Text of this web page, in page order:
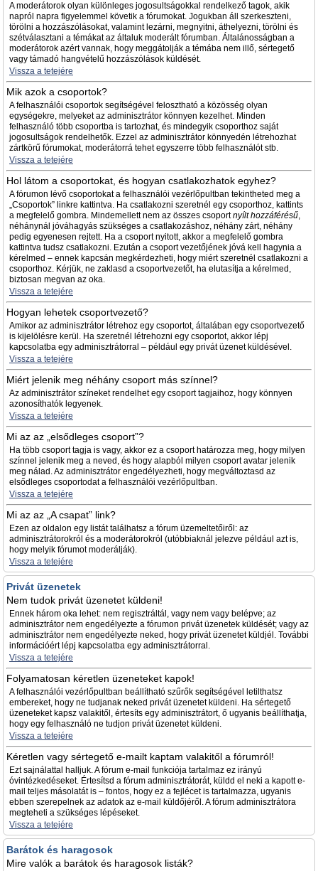
A moderátorok olyan különleges jogosultságokkal rendelkező tagok, akik
napról napra figyelemmel követik a fórumokat. Jogukban áll szerkeszteni,
törölni a hozzászólásokat, valamint lezárni, megnyitni, áthelyezni, törölni és
szétválasztani a témákat az általuk moderált fórumban. Általánosságban a
moderátorok azért vannak, hogy meggátolják a témába nem illő, sértegető
vagy támadó hangvételű hozzászólások küldését.
Vissza a tetejére
Mik azok a csoportok?
A felhasználói csoportok segítségével felosztható a közösség olyan
egységekre, melyeket az adminisztrátor könnyen kezelhet. Minden
felhasználó több csoportba is tartozhat, és mindegyik csoporthoz saját
jogosultságok rendelhetők. Ezzel az adminisztrátor könnyedén létrehozhat
zártkörű fórumokat, moderátorrá tehet egyszerre több felhasználót stb.
Vissza a tetejére
Hol látom a csoportokat, és hogyan csatlakozhatok egyhez?
A fórumon lévő csoportokat a felhasználói vezérlőpultban tekintheted meg a
„Csoportok” linkre kattintva. Ha csatlakozni szeretnél egy csoporthoz, kattints
a megfelelő gombra. Mindemellett nem az összes csoportnyílt hozzáférésű,
néhánynál jóváhagyás szükséges a csatlakozáshoz, néhány zárt, néhány
pedig egyenesen rejtett. Ha a csoport nyitott, akkor a megfelelő gombra
kattintva tudsz csatlakozni. Ezután a csoport vezetőjének jóvá kell hagynia a
kérelmed – ennek kapcsán megkérdezheti, hogy miért szeretnél csatlakozni a
csoporthoz. Kérjük, ne zaklasd a csoportvezetőt, ha elutasítja a kérelmed,
biztosan megvan az oka.
Vissza a tetejére
Hogyan lehetek csoportvezető?
Amikor az adminisztrátor létrehoz egy csoportot, általában egy csoportvezető
is kijelölésre kerül. Ha szeretnél létrehozni egy csoportot, akkor lépj
kapcsolatba egy adminisztrátorral – például egy privát üzenet küldésével.
Vissza a tetejére
Miért jelenik meg néhány csoport más színnel?
Az adminisztrátor színeket rendelhet egy csoport tagjaihoz, hogy könnyen
azonosíthatók legyenek.
Vissza a tetejére
Mi az az „elsődleges csoport”?
Ha több csoport tagja is vagy, akkor ez a csoport határozza meg, hogy milyen
színnel jelenik meg a neved, és hogy alapból milyen csoport avatar jelenik
meg nálad. Az adminisztrátor engedélyezheti, hogy megváltoztasd az
elsődleges csoportodat a felhasználói vezérlőpultban.
Vissza a tetejére
Mi az az „A csapat” link?
Ezen az oldalon egy listát találhatsz a fórum üzemeltetőiről: az
adminisztrátorokról és a moderátorokról (utóbbiaknál jelezve például azt is,
hogy melyik fórumot moderálják).
Vissza a tetejére
Privát üzenetek
Nem tudok privát üzenetet küldeni!
Ennek három oka lehet: nem regisztráltál, vagy nem vagy belépve; az
adminisztrátor nem engedélyezte a fórumon privát üzenetek küldését; vagy az
adminisztrátor nem engedélyezte neked, hogy privát üzenetet küldjél. További
információért lépj kapcsolatba egy adminisztrátorral.
Vissza a tetejére
Folyamatosan kéretlen üzeneteket kapok!
A felhasználói vezérlőpultban beállítható szűrők segítségével letilthatsz
embereket, hogy ne tudjanak neked privát üzenetet küldeni. Ha sértegető
üzeneteket kapsz valakitől, értesíts egy adminisztrátort, ő ugyanis beállíthatja,
hogy egy felhasználó ne tudjon privát üzenetet küldeni.
Vissza a tetejére
Kéretlen vagy sértegető e-mailt kaptam valakitől a fórumról!
Ezt sajnálattal halljuk. A fórum e-mail funkciója tartalmaz ez irányú
óvintézkedéseket. Értesítsd a fórum adminisztrátorát, küldd el neki a kapott e-
mail teljes másolatát is – fontos, hogy ez a fejlécet is tartalmazza, ugyanis
ebben szerepelnek az adatok az e-mail küldőjéről. A fórum adminisztrátora
megteheti a szükséges lépéseket.
Vissza a tetejére
Barátok és haragosok
Mire valók a barátok és haragosok listák?